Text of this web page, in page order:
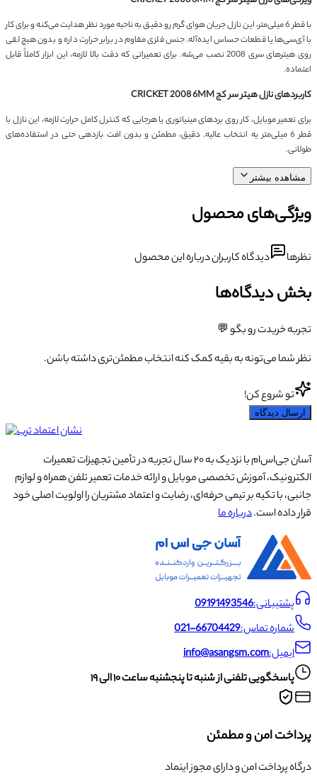
با قطر 6 میلی‌متر، این نازل جریان هوای گرم رو دقیق به ناحیه مورد نظر هدایت می‌کنه و برای کار
با آی‌سی‌ها یا قطعات حساس ایده‌آله. جنس فلزی مقاوم در برابر حرارت داره و بدون هیچ لقی
روی هیترهای سری 2008 نصب می‌شه. برای تعمیراتی که دقت بالا لازمه، این ابزار کاملاً قابل
اعتماده.
کاربردهای نازل هیتر سر کج CRICKET 2008 6MM
برای تعمیر موبایل، کار روی بردهای مینیاتوری یا هرجایی که کنترل کامل حرارت لازمه، این نازل با
قطر 6 میلی‌متر یه انتخاب عالیه. دقیق، مطمئن و بدون افت بازدهی حتی در استفاده‌های
طولانی.
مشاهده بیشتر
ویژگی‌های محصول
نظرها دیدگاه کاربران درباره این محصول
بخش دیدگاه‌ها
تجربه خریدت رو بگو 💬
نظر شما می‌تونه به بقیه کمک کنه انتخاب مطمئن‌تری داشته باشن.
تو شروع کن!
ارسال دیدگاه
آسان جی‌اس‌ام با نزدیک به ۲۰ سال تجربه در تأمین تجهیزات تعمیرات
الکترونیک، آموزش تخصصی موبایل و ارائه خدمات تعمیر تلفن همراه و لوازم
جانبی، با تکیه بر تیمی حرفه‌ای، رضایت و اعتماد مشتریان را اولویت اصلی خود
قرار داده است.درباره ما
پشتیبانی:09191493546
شماره تماس:021-66704429
ایمیل:info@asangsm.com
پاسخگویی تلفنی از شنبه تا پنجشنبه ساعت ۱۰ الی ۱۹
پرداخت امن و مطمئن
درگاه پرداخت امن و دارای مجوز اینماد